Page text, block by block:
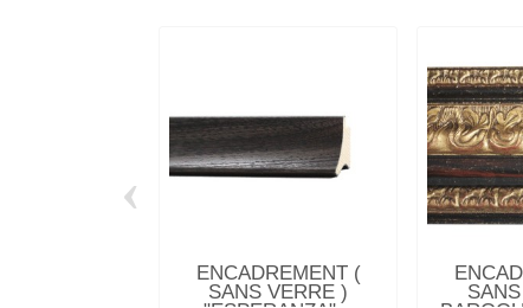
ENCADREMENT (
SANS VERRE )
‹